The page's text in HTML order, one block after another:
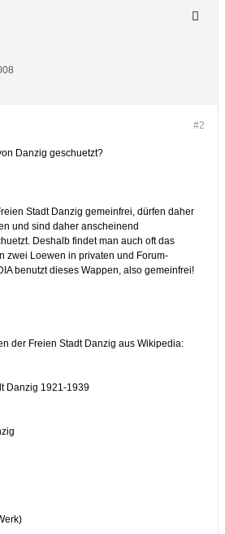
#2
Danzig geschuetzt?
Stadt Danzig gemeinfrei, dürfen daher
und sind daher anscheinend
Deshalb findet man auch oft das
zwei Loewen in privaten und Forum-
benutzt dieses Wappen, also gemeinfrei!
der Freien Stadt Danzig aus Wikipedia:
Danzig 1921-1939